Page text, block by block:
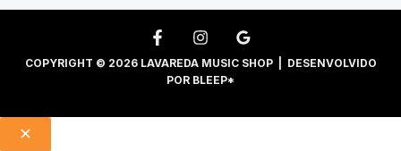
COPYRIGHT © 2026 LAVAREDA MUSIC SHOP | DESENVOLVIDO
POR BLEEP*